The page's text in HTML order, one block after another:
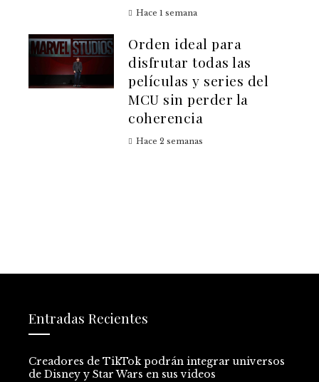
Hace 1 semana
Orden ideal para
disfrutar todas las
películas y series del
MCU sin perder la
coherencia
Hace 2 semanas
Entradas Recientes
Creadores de TikTok podrán integrar universos
de Disney y Star Wars en sus videos